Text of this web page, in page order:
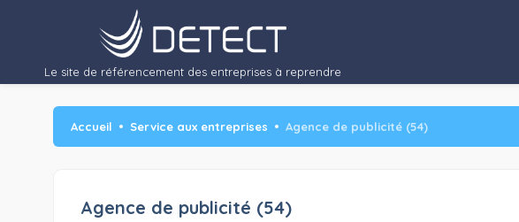
Le site de référencement des entreprises à reprendre
Accueil Service aux entreprises Agence de publicité (54)
Agence de publicité (54)